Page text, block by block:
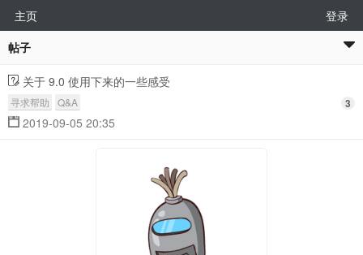
主页
登录
帖子
关于 9.0 使用下来的一些感受
寻求帮助 Q&A
2019-09-05 20:35
3